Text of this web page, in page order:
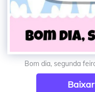
Bom dia, segunda